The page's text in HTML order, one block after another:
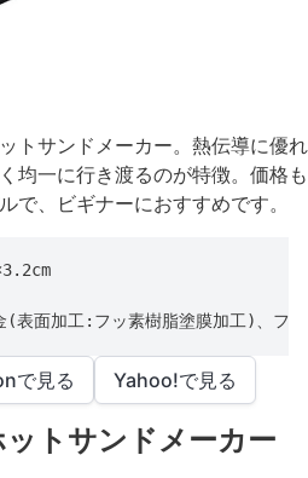
トサンドメーカー。熱伝導に優れ
均一に行き渡るのが特徴。価格も
で、ビギナーにおすすめです。
(表面加工:フッ素樹脂塗膜加工)、フ
で見る Yahoo!で見る
トサンドメーカー